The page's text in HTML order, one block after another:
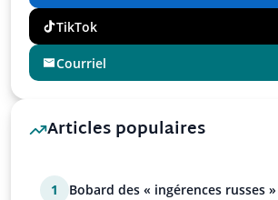
TikTok
Courriel
Articles populaires
1
Bobard des « ingérences russes